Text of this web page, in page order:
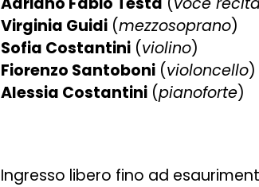
Virginia Guidi (mezzosoprano)
Sofia Costantini (violino)
Fiorenzo Santoboni (violoncello)
Alessia Costantini (pianoforte)
Ingresso libero fino ad